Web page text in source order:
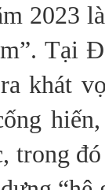
2023
Tại
khát
trong